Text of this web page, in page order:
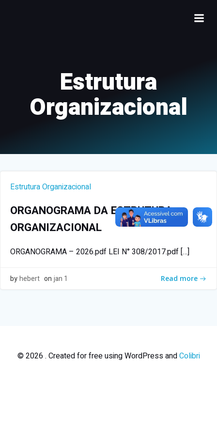
Estrutura
Organizacional
Estrutura Organizacional
ORGANOGRAMA DA ESTRUTURA
ORGANIZACIONAL
ORGANOGRAMA – 2026.pdf LEI N° 308/2017.pdf […]
byhebert on jan 1 Read more
© 2026 . Created for free using WordPress andColibri